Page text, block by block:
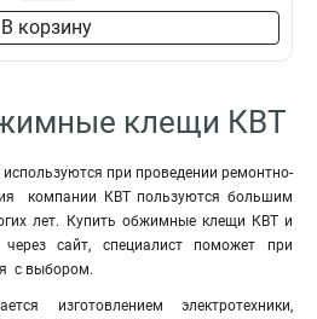
В корзину
клещи КВТ
при проведении ремонтно-
компании КВТ пользуются большим
лет. Купить обжимные клещи КВТ и
сайт, специалист поможет при
с выбором.
изготовлением электротехники,